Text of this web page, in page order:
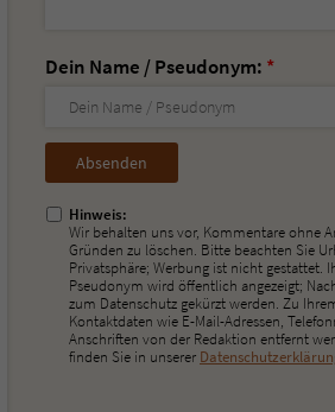
Dein Name / Pseudonym: *
Nicht
ausfüllen!
Hinweis:
Wir behalten uns vor, Kommentare ohne
Gründen zu löschen. Bitte beachten Sie
Privatsphäre; Werbung ist nicht gestattet.
Pseudonym wird öffentlich angezeigt;
zum Datenschutz gekürzt werden. Zu
Kontaktdaten wie E-Mail-Adressen,
Anschriften von der Redaktion entfernt
finden Sie in unserer